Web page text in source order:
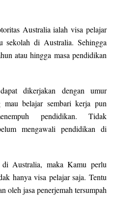
Australia ialah visa pelajar
sekolah di Australia. Sehingga
atau hingga masa pendidikan
dikerjakan dengan umur
belajar sembari kerja pun
pendidikan. Tidak
mengawali pendidikan di
Australia, maka Kamu perlu
hanya visa pelajar saja. Tentu
oleh jasa penerjemah tersumpah